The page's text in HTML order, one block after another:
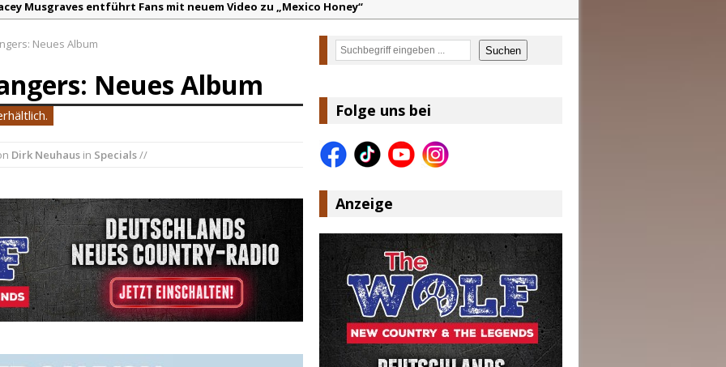
Faith mit brandneuem Musikvideo zu „Pearl Handled Pistol“
Music Hot News – 2. August 2026: Dolly Parton, Bill Anderson und Shaboozey im Fokus
Johnson & The Hollywood Hillbillies kündigen neues Album mit „Better Days Ahead“ an
für Euer Vertrauen: Country.de erreicht täglich rund 10.000 Leser
Musgraves entführt Fans mit neuem Video zu „Mexico Honey“
Neues Album
Neues Album
Dirk Neuhaus in Specials//
Suchen Suchen
Folge uns bei
Anzeige